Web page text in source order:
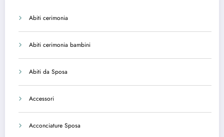
Abiti cerimonia
Abiti cerimonia bambini
Abiti da Sposa
Accessori
Acconciature Sposa